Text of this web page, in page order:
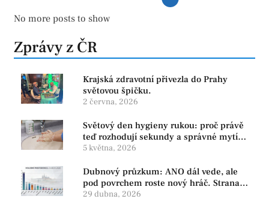
No more posts to show
Zprávy z ČR
Krajská zdravotní přivezla do Prahy
světovou špičku.
2 června, 2026
Světový den hygieny rukou: proč právě
teď rozhodují sekundy a správné mytí
rukou
5 května, 2026
Dubnový průzkum: ANO dál vede, ale
pod povrchem roste nový hráč. Strana
PRO se drží nejvýš mezi menšími
29 dubna, 2026